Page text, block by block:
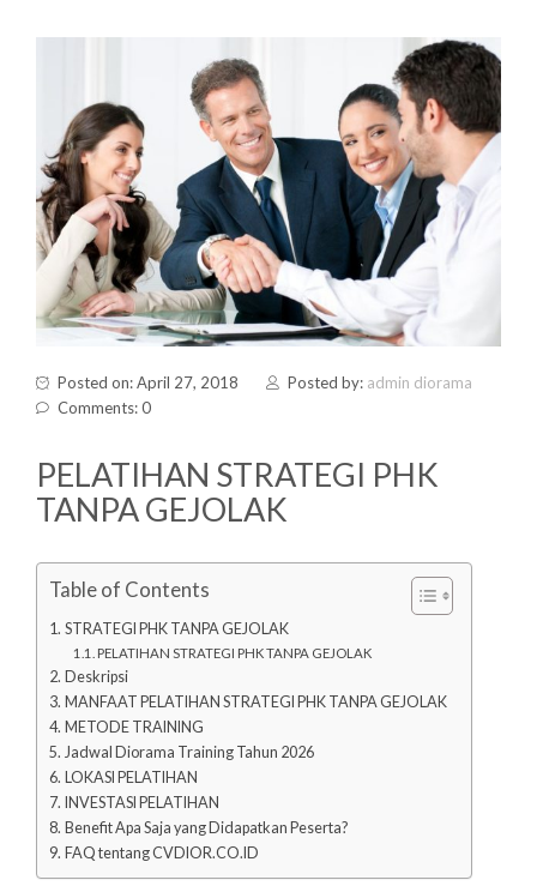
Posted on: April 27, 2018 Posted by: admin diorama
Comments: 0
PELATIHAN STRATEGI PHK
TANPA GEJOLAK
Table of Contents
STRATEGI PHK TANPA GEJOLAK
PELATIHAN STRATEGI PHK TANPA GEJOLAK
Deskripsi
MANFAAT PELATIHAN STRATEGI PHK TANPA GEJOLAK
METODE TRAINING
Jadwal Diorama Training Tahun 2026
LOKASI PELATIHAN
INVESTASI PELATIHAN
Benefit Apa Saja yang Didapatkan Peserta?
FAQ tentang CVDIOR.CO.ID